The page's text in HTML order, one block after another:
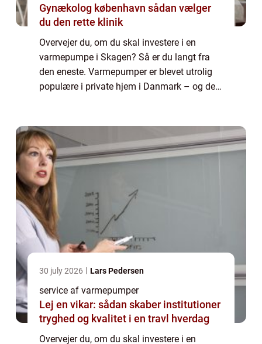
Gynækolog københavn sådan vælger
du den rette klinik
Overvejer du, om du skal investere i en
varmepumpe i Skagen? Så er du langt fra
den eneste. Varmepumper er blevet utrolig
populære i private hjem i Danmark – og det
30 july 2026 Lars Pedersen
service af varmepumper
Lej en vikar: sådan skaber institutioner
tryghed og kvalitet i en travl hverdag
Overvejer du, om du skal investere i en